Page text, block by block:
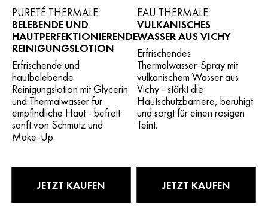
PURETÉ THERMALE
BELEBENDE UND
HAUTPERFEKTIONIERENDE
REINIGUNGSLOTION
Erfrischende und
hautbelebende
Reinigungslotion mit Glycerin
und Thermalwasser für
empfindliche Haut - befreit
sanft von Schmutz und
Make-Up.
JETZT KAUFEN
EAU THERMALE
VULKANISCHES
WASSER AUS VICHY
Erfrischendes
Thermalwasser-Spray mit
vulkanischem Wasser aus
Vichy - stärkt die
Hautschutzbarriere, beruhigt
und sorgt für einen rosigen
Teint.
JETZT KAUFEN